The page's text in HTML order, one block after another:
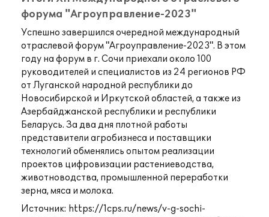
форума "Агроуправление-2023"
Успешно завершился очередной международный
отраслевой форум "Агроуправление-2023". В этом
году на форум в г. Сочи приехали около 100
руководителей и специалистов из 24 регионов РФ
от Луганской народной республики до
Новосибирской и Иркутской областей, а также из
Азербайджанской республики и республики
Беларусь. За два дня плотной работы
представители агробизнеса и поставщики
технологий обменялись опытом реализации
проектов цифровизации растениеводства,
животноводства, промышленной переработки
зерна, мяса и молока.
Источник: https://1cps.ru/news/v-g-sochi-